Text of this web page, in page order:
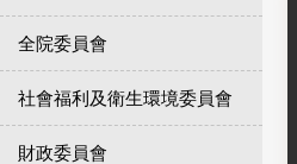
全院委員會
社會福利及衛生環境委員會
財政委員會